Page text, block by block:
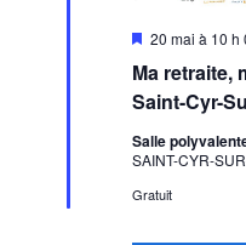
Ma retraite,
Saint-Cyr-
Mis
avant
20 mai à 10 h
Salle
SAINT-CYR-
Gratuit